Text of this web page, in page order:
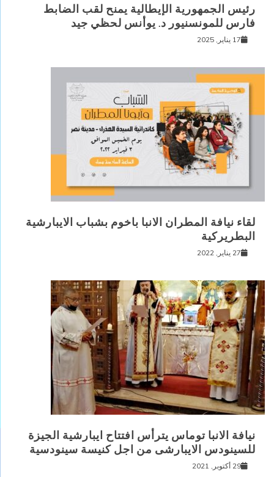
رئيس الجمهورية الإيطالية يمنح لقب الضابط
فارس للمونسنيور د. يوأنس لحظي جيد
17 يناير, 2025
لقاء نيافة المطران الانبا باخوم بشباب الايبارشية
البطريركية
27 يناير, 2022
نيافة الانبا توماس يترأس افتتاح ايبارشية الجيزة
للسينودس الايبارشى من اجل كنيسة سينودسية
29 أكتوبر, 2021